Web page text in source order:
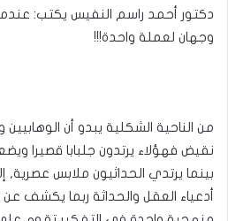
دكتور أحمد راسم النفيس يكتب: عندما
وجهان لعملة واحدة!!!
من الناحية الشكلية يبدو أن
نقيض فهؤلاء يرتدون جلبابا قصيرا
بينما يرتدي الحداثيون ملابس عصرية,
أدعياء العقل والحداثة ربما يكشف عن